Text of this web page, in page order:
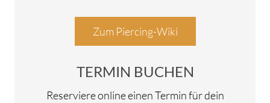
Zum Piercing-Wiki
TERMIN BUCHEN
Reserviere online einen Termin für dein